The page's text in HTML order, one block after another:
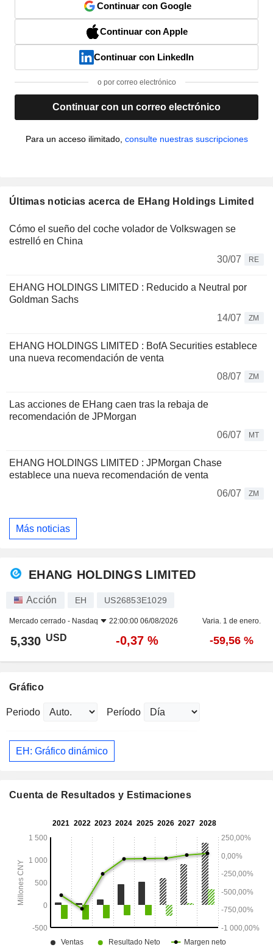
Continuar con Google
Continuar con Apple
Continuar con LinkedIn
o por correo electrónico
Continuar con un correo electrónico
Para un acceso ilimitado, consulte nuestras suscripciones
Últimas noticias acerca de EHang Holdings Limited
Cómo el sueño del coche volador de Volkswagen se
estrelló en China
30/07
RE
EHANG HOLDINGS LIMITED : Reducido a Neutral por
Goldman Sachs
14/07
ZM
EHANG HOLDINGS LIMITED : BofA Securities establece
una nueva recomendación de venta
08/07
ZM
Las acciones de EHang caen tras la rebaja de
recomendación de JPMorgan
06/07
MT
EHANG HOLDINGS LIMITED : JPMorgan Chase
establece una nueva recomendación de venta
06/07
ZM
Más noticias
EHANG HOLDINGS LIMITED
Acción EH US26853E1029
Mercado cerrado - Nasdaq 22:00:00 06/08/2026 Varia. 1 de enero.
5,330 USD -0,37 % -59,56 %
Gráfico
Periodo Período
EH: Gráfico dinámico
Cuenta de Resultados y Estimaciones